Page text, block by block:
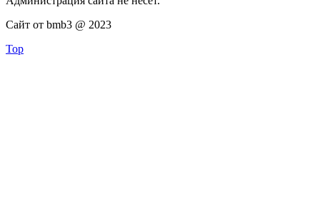
Сайт от bmb3 @ 2023
Top